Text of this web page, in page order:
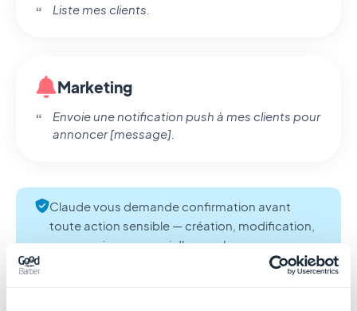
Liste mes clients.
Marketing
Envoie une notification push à mes clients pour
annoncer [message].
Claude vous demande confirmation avant
toute action sensible — création, modification,
suppression ou envoi d'un push.